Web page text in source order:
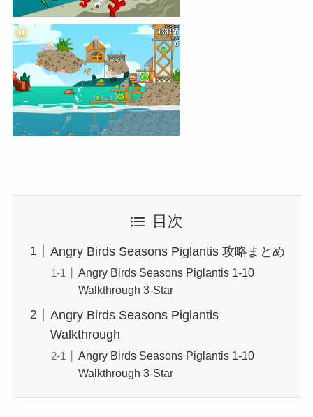
目次
Angry Birds Seasons Piglantis 攻略まとめ
Angry Birds Seasons Piglantis 1-10
Walkthrough 3-Star
Angry Birds Seasons Piglantis
Walkthrough
Angry Birds Seasons Piglantis 1-10
Walkthrough 3-Star